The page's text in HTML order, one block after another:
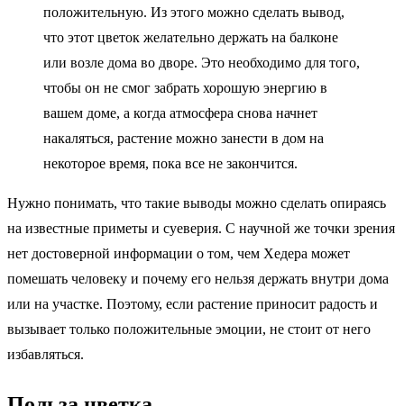
положительную. Из этого можно сделать вывод,
что этот цветок желательно держать на балконе
или возле дома во дворе. Это необходимо для того,
чтобы он не смог забрать хорошую энергию в
вашем доме, а когда атмосфера снова начнет
накаляться, растение можно занести в дом на
некоторое время, пока все не закончится.
Нужно понимать, что такие выводы можно сделать опираясь
на известные приметы и суеверия. С научной же точки зрения
нет достоверной информации о том, чем Хедера может
помешать человеку и почему его нельзя держать внутри дома
или на участке. Поэтому, если растение приносит радость и
вызывает только положительные эмоции, не стоит от него
избавляться.